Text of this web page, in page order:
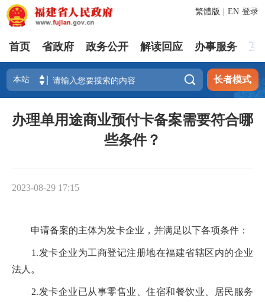
登录
繁體版 EN
首页 省政府 政务公开 解读回应 办事服务 互
 长者模式
办理单用途商业预付卡备案需要符合哪
些条件？
2023-08-29 17:15
申请备案的主体为发卡企业，并满足以下各项条件：
1.发卡企业为工商登记注册地在福建省辖区内的企业
法人。
2.发卡企业已从事零售业、住宿和餐饮业、居民服务